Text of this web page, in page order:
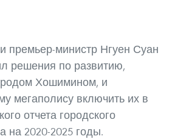
премьер-министр Нгуен Суан
решения по развитию,
Хошимином, и
мегаполису включить их в
отчета городского
на 2020-2025 годы.